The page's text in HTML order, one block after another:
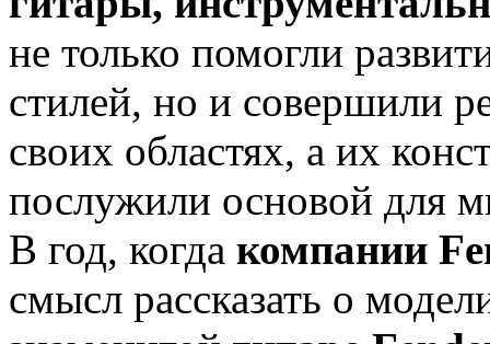
не только помогли
стилей, но и совершили
своих областях, а их
послужили основой для
В год, когда компании
смысл рассказать о